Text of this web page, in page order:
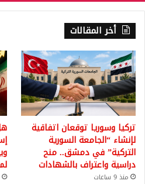
أخر المقالات
تركيا وسوريا توقعان اتفاقية
لإنشاء “الجامعة السورية
التركية” في دمشق.. منح
دراسية واعتراف بالشهادات
منذ 9 ساعات